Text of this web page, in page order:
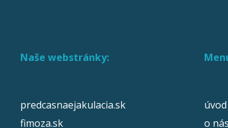
Naše webstránky:
predcasnaejakulacia.sk
fimoza.sk
úvod
o nás